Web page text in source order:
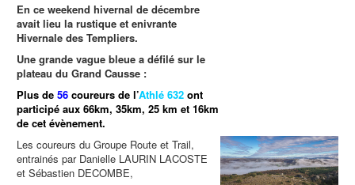
En ce weekend hivernal de décembre
avait lieu la rustique et enivrante
Hivernale des Templiers.
Une grande vague bleue a défilé sur le
plateau du Grand Causse :
Plus de 56 coureurs de l’Athlé 632 ont
participé aux 66km, 35km, 25 km et 16km
de cet évènement.
Les coureurs du Groupe Route et Trail,
entrainés par Danielle LAURIN LACOSTE
et Sébastien DECOMBE,